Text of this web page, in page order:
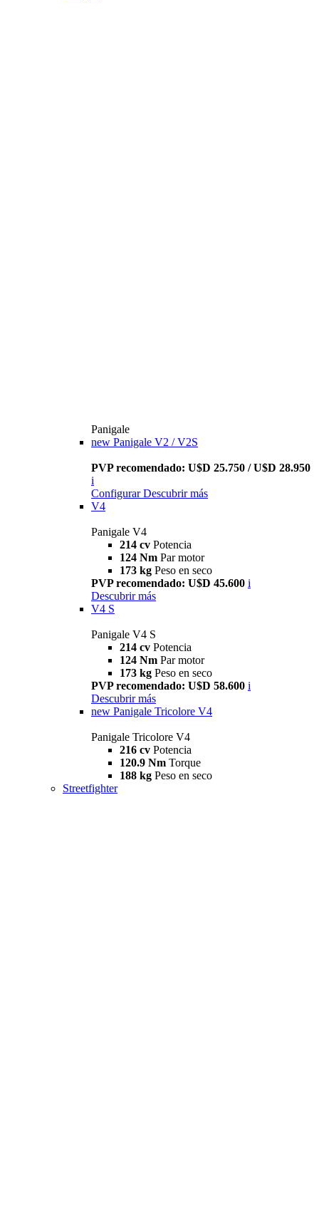
Panigale
new Panigale V2 / V2S
PVP recomendado: U$D 25.750 / U$D 28.950
i
Configurar Descubrir más
V4
Panigale V4
214 cv Potencia
124 Nm Par motor
173 kg Peso en seco
PVP recomendado: U$D 45.600 i
Descubrir más
V4 S
Panigale V4 S
214 cv Potencia
124 Nm Par motor
173 kg Peso en seco
PVP recomendado: U$D 58.600 i
Descubrir más
new Panigale Tricolore V4
Panigale Tricolore V4
216 cv Potencia
120.9 Nm Torque
188 kg Peso en seco
Streetfighter